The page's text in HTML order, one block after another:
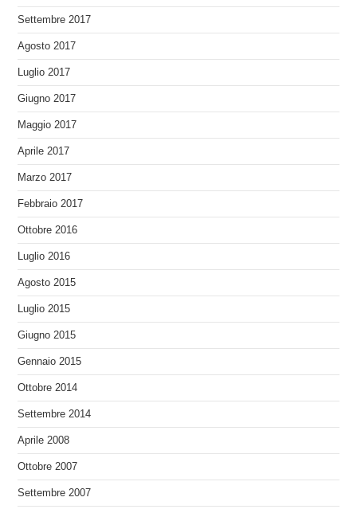
Settembre 2017
Agosto 2017
Luglio 2017
Giugno 2017
Maggio 2017
Aprile 2017
Marzo 2017
Febbraio 2017
Ottobre 2016
Luglio 2016
Agosto 2015
Luglio 2015
Giugno 2015
Gennaio 2015
Ottobre 2014
Settembre 2014
Aprile 2008
Ottobre 2007
Settembre 2007